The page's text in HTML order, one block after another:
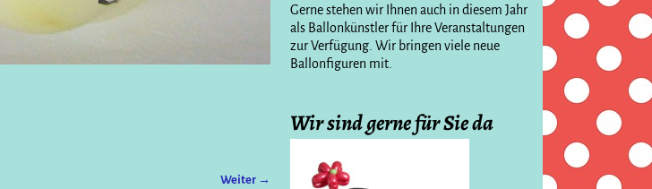
Weiter →
Gerne stehen wir Ihnen auch in diesem Jahr
als Ballonkünstler für Ihre Veranstaltungen
zur Verfügung. Wir bringen viele neue
Ballonfiguren mit.
Wir sind gerne für Sie da